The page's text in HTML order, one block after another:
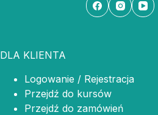
DLA KLIENTA
Logowanie / Rejestracja
Przejdź do kursów
Przejdź do zamówień